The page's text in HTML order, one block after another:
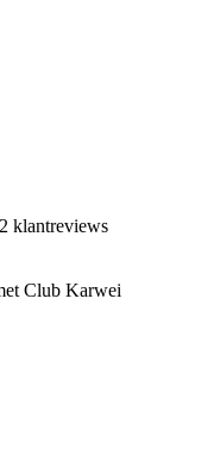
klantreviews
Club Karwei